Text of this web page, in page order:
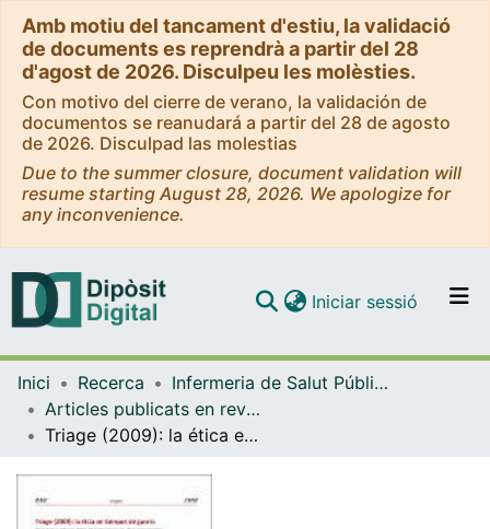
Amb motiu del tancament d'estiu, la validació
de documents es reprendrà a partir del 28
d'agost de 2026. Disculpeu les molèsties.
Con motivo del cierre de verano, la validación de
documentos se reanudará a partir del 28 de agosto
de 2026. Disculpad las molestias
Due to the summer closure, document validation will
resume starting August 28, 2026. We apologize for
any inconvenience.
Navega per tot el DD
Iniciar sessió (current)
Inici Recerca
Infermeria de Salut Pública, Salut Mental i Maternoinfantil
Articles publicats en revistes (Infermeria de Salut Pública, Salut mental i Maternoinfantil)
Triage (2009): la ética en tiempos de guerra